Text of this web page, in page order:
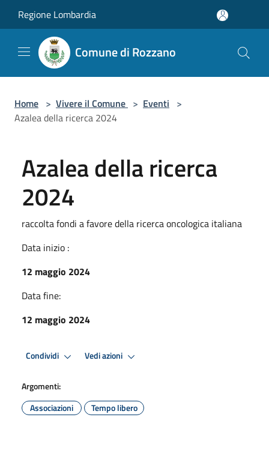
Regione Lombardia
Comune di Rozzano
Home > Vivere il Comune > Eventi >
Azalea della ricerca 2024
Azalea della ricerca
2024
raccolta fondi a favore della ricerca oncologica italiana
Data inizio :
12 maggio 2024
Data fine:
12 maggio 2024
Condividi Vedi azioni
Argomenti:
Associazioni
Tempo libero